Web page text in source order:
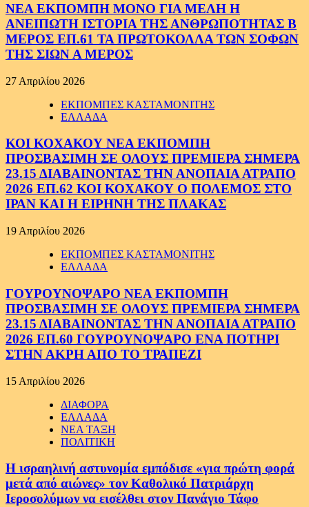
ΝΕΑ ΕΚΠΟΜΠΗ ΜΟΝΟ ΓΙΑ ΜΕΛΗ Η
ΑΝΕΙΠΩΤΗ ΙΣΤΟΡΙΑ ΤΗΣ ΑΝΘΡΩΠΟΤΗΤΑΣ Β
ΜΕΡΟΣ ΕΠ.61 ΤΑ ΠΡΩΤΟΚΟΛΛΑ ΤΩΝ ΣΟΦΩΝ
ΤΗΣ ΣΙΩΝ Α ΜΕΡΟΣ
27 Απριλίου 2026
ΕΚΠΟΜΠΕΣ ΚΑΣΤΑΜΟΝΙΤΗΣ
ΕΛΛΑΔΑ
ΚΟΙ ΚΟΧΑΚΟΥ ΝΕΑ ΕΚΠΟΜΠΗ
ΠΡΟΣΒΑΣΙΜΗ ΣΕ ΟΛΟΥΣ ΠΡΕΜΙΕΡΑ ΣΗΜΕΡΑ
23.15 ΔΙΑΒΑΙΝΟΝΤΑΣ ΤΗΝ ΑΝΟΠΑΙΑ ΑΤΡΑΠΟ
2026 ΕΠ.62 ΚΟΙ ΚΟΧΑΚΟΥ Ο ΠΟΛΕΜΟΣ ΣΤΟ
ΙΡΑΝ ΚΑΙ Η ΕΙΡΗΝΗ ΤΗΣ ΠΛΑΚΑΣ
19 Απριλίου 2026
ΕΚΠΟΜΠΕΣ ΚΑΣΤΑΜΟΝΙΤΗΣ
ΕΛΛΑΔΑ
ΓΟΥΡΟΥΝΟΨΑΡΟ ΝΕΑ ΕΚΠΟΜΠΗ
ΠΡΟΣΒΑΣΙΜΗ ΣΕ ΟΛΟΥΣ ΠΡΕΜΙΕΡΑ ΣΗΜΕΡΑ
23.15 ΔΙΑΒΑΙΝΟΝΤΑΣ ΤΗΝ ΑΝΟΠΑΙΑ ΑΤΡΑΠΟ
2026 ΕΠ.60 ΓΟΥΡΟΥΝΟΨΑΡΟ ΕΝΑ ΠΟΤΗΡΙ
ΣΤΗΝ ΑΚΡΗ ΑΠΟ ΤΟ ΤΡΑΠΕΖΙ
15 Απριλίου 2026
ΔΙΑΦΟΡΑ
ΕΛΛΑΔΑ
ΝΕΑ ΤΑΞΗ
ΠΟΛΙΤΙΚΗ
Η ισραηλινή αστυνομία εμπόδισε «για πρώτη φορά
μετά από αιώνες» τον Καθολικό Πατριάρχη
Ιεροσολύμων να εισέλθει στον Πανάγιο Τάφο